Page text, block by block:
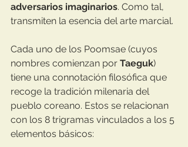
adversarios imaginarios. Como tal,
transmiten la esencia del arte marcial.
Cada uno de los Poomsae (cuyos
nombres comienzan por Taeguk)
tiene una connotación filosófica que
recoge la tradición milenaria del
pueblo coreano.⁣⁣ Estos se relacionan
con los 8 trigramas vinculados a los 5
elementos básicos:⁣